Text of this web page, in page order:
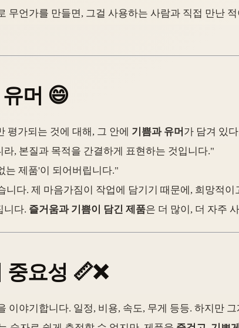
무언가를 만들면, 그걸 사용하는 사람과 직접 만난
머 😄
평가되는 것에 대해, 그 안에 기쁨과 유머 가 담겨 있
, 본질과 목적을 간결하게 표현하는 것입니다."
는 제품'이 되어버립니다."
니다. 제 마음가짐이 작업에 담기기 때문에, 희망적
니다. 즐거움과 기쁨이 담긴 제품은 더 많이, 더 자주
중요성 📏❌
이야기합니다. 일정, 비용, 속도, 무게 등등. 하지만